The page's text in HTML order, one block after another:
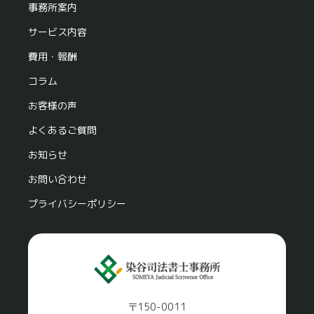
事務所案内
サービス内容
費用・報酬
コラム
お客様の声
よくあるご質問
お知らせ
お問い合わせ
プライバシーポリシー
〒150-0011